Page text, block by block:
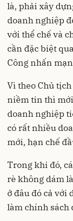
là, phải xây
doanh nghiệp
với thể chế và
cần đặc biệt
Công nhấn
Vì theo Chủ
niềm tin thì mới
doanh nghiệp
có rất nhiều
mới, hạn chế
Trong khi đó,
rè không dám
ở đâu đó cả với
làm chính sách